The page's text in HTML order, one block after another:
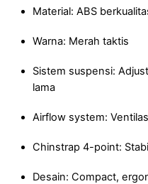
Material: ABS
Warna: Merah taktis
Sistem suspensi:
lama
Airflow system:
Chinstrap 4-point:
Desain: Compact,